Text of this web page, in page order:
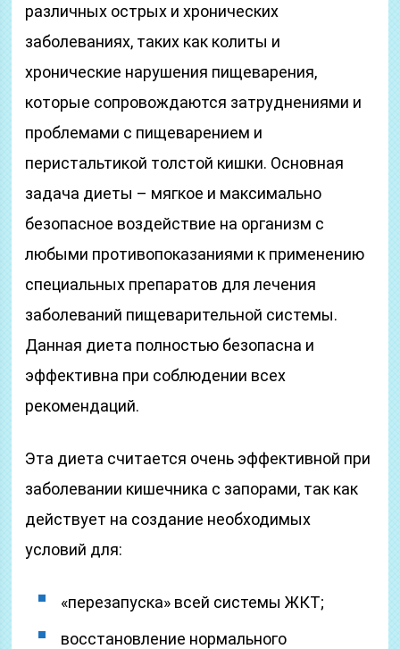
различных острых и хронических
заболеваниях, таких как колиты и
хронические нарушения пищеварения,
которые сопровождаются затруднениями и
проблемами с пищеварением и
перистальтикой толстой кишки. Основная
задача диеты – мягкое и максимально
безопасное воздействие на организм с
любыми противопоказаниями к применению
специальных препаратов для лечения
заболеваний пищеварительной системы.
Данная диета полностью безопасна и
эффективна при соблюдении всех
рекомендаций.
Эта диета считается очень эффективной при
заболевании кишечника с запорами, так как
действует на создание необходимых
условий для:
«перезапуска» всей системы ЖКТ;
восстановление нормального